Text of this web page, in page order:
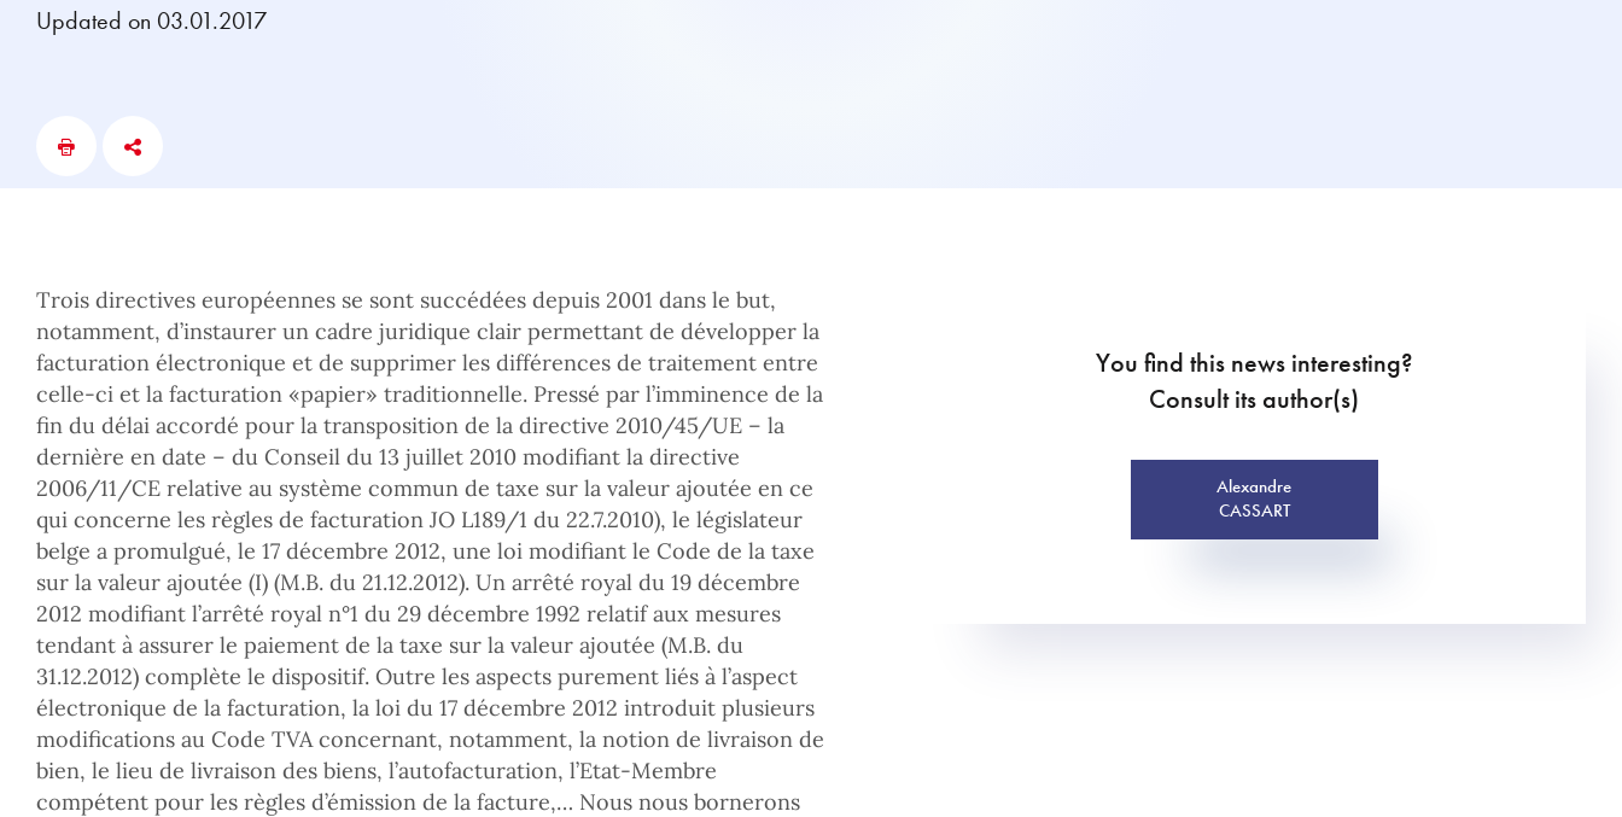
Updated on 03.01.2017
Trois directives européennes se sont succédées depuis 2001 dans le but,
notamment, d’instaurer un cadre juridique clair permettant de développer la
facturation électronique et de supprimer les différences de traitement entre
celle-ci et la facturation «papier» traditionnelle. Pressé par l’imminence de la
fin du délai accordé pour la transposition de la directive 2010/45/UE – la
dernière en date – du Conseil du 13 juillet 2010 modifiant la directive
2006/11/CE relative au système commun de taxe sur la valeur ajoutée en ce
qui concerne les règles de facturation JO L189/1 du 22.7.2010), le législateur
belge a promulgué, le 17 décembre 2012, une loi modifiant le Code de la taxe
sur la valeur ajoutée (I) (M.B. du 21.12.2012). Un arrêté royal du 19 décembre
2012 modifiant l’arrêté royal n°1 du 29 décembre 1992 relatif aux mesures
tendant à assurer le paiement de la taxe sur la valeur ajoutée (M.B. du
31.12.2012) complète le dispositif. Outre les aspects purement liés à l’aspect
électronique de la facturation, la loi du 17 décembre 2012 introduit plusieurs
modifications au Code TVA concernant, notamment, la notion de livraison de
bien, le lieu de livraison des biens, l’autofacturation, l’Etat-Membre
compétent pour les règles d’émission de la facture,… Nous nous bornerons
You find this news interesting?
Consult its author(s)
Alexandre
CASSART